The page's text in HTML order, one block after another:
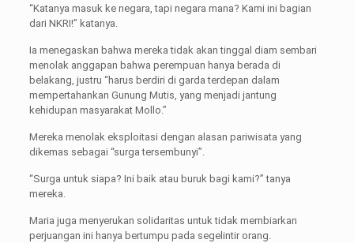
“Katanya masuk ke negara, tapi negara mana? Kami ini bagian
dari NKRI!” katanya.
Ia menegaskan bahwa mereka tidak akan tinggal diam sembari
menolak anggapan bahwa perempuan hanya berada di
belakang, justru “harus berdiri di garda terdepan dalam
mempertahankan Gunung Mutis, yang menjadi jantung
kehidupan masyarakat Mollo.”
Mereka menolak eksploitasi dengan alasan pariwisata yang
dikemas sebagai “surga tersembunyi”.
“Surga untuk siapa? Ini baik atau buruk bagi kami?” tanya
mereka.
Maria juga menyerukan solidaritas untuk tidak membiarkan
perjuangan ini hanya bertumpu pada segelintir orang.